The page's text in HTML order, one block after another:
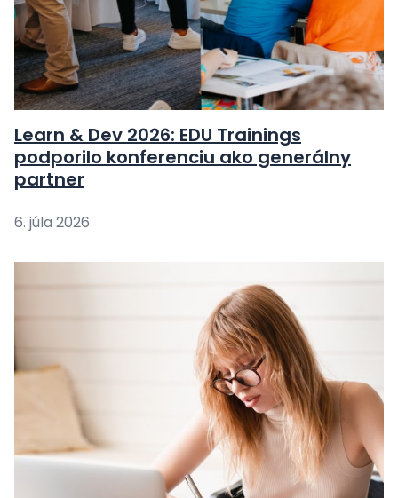
Learn & Dev 2026: EDU Trainings
podporilo konferenciu ako generálny
partner
6. júla 2026